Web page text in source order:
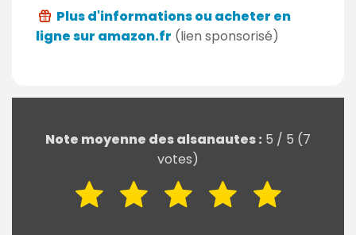
Plus d'informations ou acheter en
ligne sur amazon.fr (lien sponsorisé)
Note moyenne des alsanautes : 5 / 5 (7
votes)